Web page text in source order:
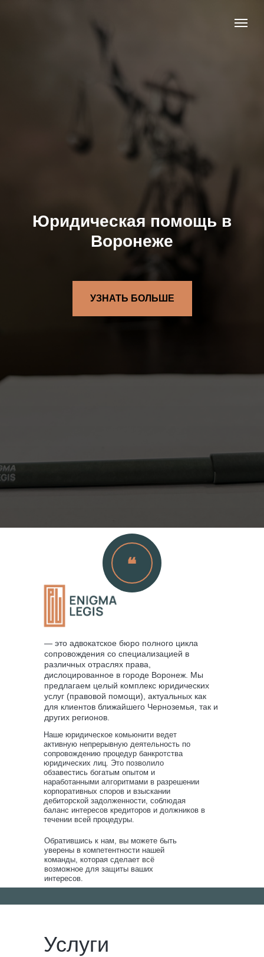
Юридическая помощь в
Воронеже
УЗНАТЬ БОЛЬШЕ
❝
— это адвокатское бюро полного цикла
сопровождения со специализацией в
различных отраслях права,
дислоцированное в городе Воронеж. Мы
предлагаем целый комплекс юридических
услуг (правовой помощи), актуальных как
для клиентов ближайшего Черноземья, так и
других регионов.
Обратившись к нам, вы можете быть
уверены в компетентности нашей
команды, которая сделает всё
возможное для защиты ваших
интересов.
Наше юридическое комьюнити ведет
активную непрерывную деятельность по
сопровождению процедур банкротства
юридических лиц. Это позволило
обзавестись богатым опытом и
наработанными алгоритмами в разрешении
корпоративных споров и взыскании
дебиторской задолженности, соблюдая
баланс интересов кредиторов и должников в
течении всей процедуры.
Услуги